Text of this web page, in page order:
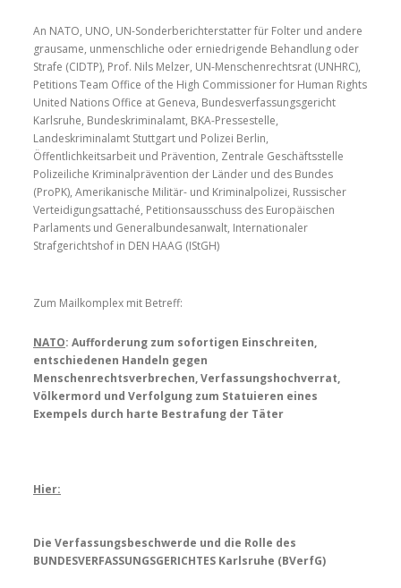
An NATO, UNO, UN-Sonderberichterstatter für Folter und andere
grausame, unmenschliche oder erniedrigende Behandlung oder
Strafe (CIDTP), Prof. Nils Melzer, UN-Menschenrechtsrat (UNHRC),
Petitions Team Office of the High Commissioner for Human Rights
United Nations Office at Geneva, Bundesverfassungsgericht
Karlsruhe, Bundeskriminalamt, BKA-Pressestelle,
Landeskriminalamt Stuttgart und Polizei Berlin,
Öffentlichkeitsarbeit und Prävention, Zentrale Geschäftsstelle
Polizeiliche Kriminalprävention der Länder und des Bundes
(ProPK), Amerikanische Militär- und Kriminalpolizei, Russischer
Verteidigungsattaché, Petitionsausschuss des Europäischen
Parlaments und Generalbundesanwalt, Internationaler
Strafgerichtshof in DEN HAAG (IStGH)
Zum Mailkomplex mit Betreff:
NATO: Aufforderung zum sofortigen Einschreiten,
entschiedenen Handeln gegen
Menschenrechtsverbrechen, Verfassungshochverrat,
Völkermord und Verfolgung zum Statuieren eines
Exempels durch harte Bestrafung der Täter
Hier:
Die Verfassungsbeschwerde und die Rolle des
BUNDESVERFASSUNGSGERICHTES Karlsruhe (BVerfG)